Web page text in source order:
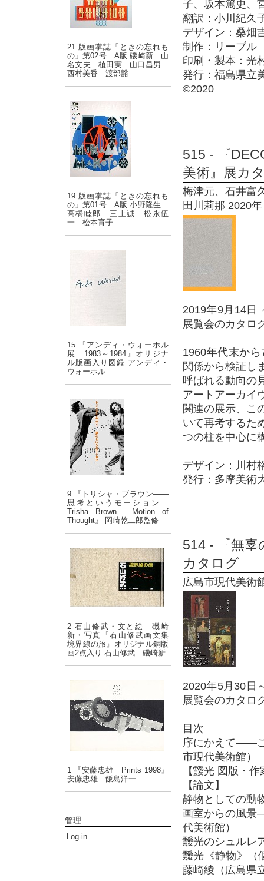
21 版画掌誌「ときの忘れも
の」第02号 A版 磯崎新 山
名文夫 植田実 山口昌男
西村美香 渡部豁
19 版画掌誌「ときの忘れも
の」第01号 A版 小野隆生
高橋睦郎 三上誠 松永伍
一 松本育子
15 『アンディ・ウォーホル
展 1983～1984』オリジナ
ル版画入り図録 アンディ・
ウォーホル
9 『トリシャ・ブラウン――
思考というモーション
Trisha Brown――Motion of
Thought』 岡崎乾二郎監修
2 石山修武・文と絵 磯崎
新・写真『石山修武画文集
境界線の旅』オリジナル銅版
画2点入り 石山修武 磯崎新
1 『安藤忠雄 Prints 1998』
安藤忠雄 飯島洋一
管理
Log-in
子、坂本篤史、
翻訳：小川紀久
デザイン：桑畑
制作：リーブル
印刷・製本：光
発行：福島県立
©2020
515 - 『
美術』展カ
梅津元、石井富
田川莉那 2020
2019年9月14日
展覧会のカタロ
1960年代末か
関係から検証し
呼ばれる動向の
アートアーカイ
関連の展示、こ
いて再考するた
つの柱を中心に
デザイン：川村
発行：多摩美術
514 - 『無
カタログ
広島市現代美術
2020年5月30日
展覧会のカタロ
目次
序にかえて――
市現代美術館）
【靉光 図版・
【論文】
静物としての動
画室からの風
代美術館）
靉光のシュルレ
靉光《静物》
藤崎綾（広島県